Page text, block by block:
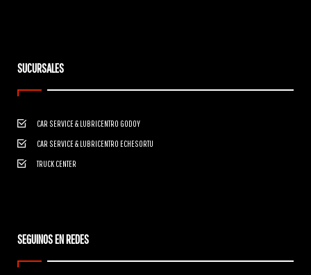
SUCURSALES
CAR SERVICE & LUBRICENTRO GODOY
CAR SERVICE & LUBRICENTRO ECHESORTU
TRUCK CENTER
SEGUINOS EN REDES